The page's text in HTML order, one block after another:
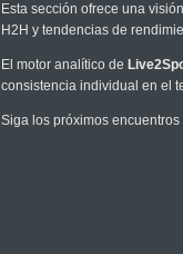
Esta sección ofrece una
H2H y tendencias de
El motor analítico de
consistencia individual en el
Siga los próximos encuentros